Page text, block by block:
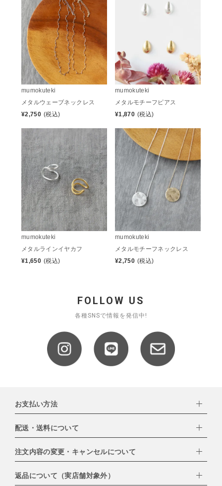
mumokuteki
メタルウェーブネックレス
¥2,750 (税込)
mumokuteki
メタルモチーフピアス
¥1,870 (税込)
mumokuteki
メタルラインイヤカフ
¥1,650 (税込)
mumokuteki
メタルモチーフネックレス
¥2,750 (税込)
FOLLOW US
各種SNSで情報を発信中!
お支払い方法
下記お支払い方法よりお選びいただけます。
・クレジットカード（VISA,mastercard,JCB,AMERICAN
EXPRESS,Diners Club）
・PayPay
配送・送料について
配達業者：日本郵便
北海道：1,400円
注文内容の変更・キャンセルについて
ご注文日当日から翌日のAM9:00までにご連絡頂いた場合はキャン
返品について（実店舗対象外）